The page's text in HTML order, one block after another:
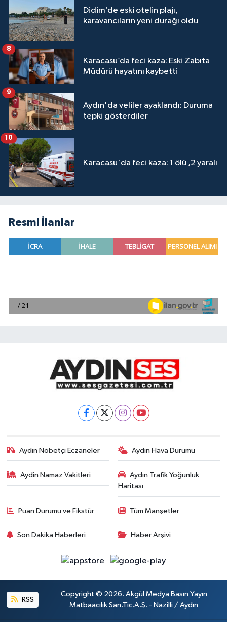
Didim’de eski otelin plajı,
karavancıların yeni durağı oldu
Karacasu’da feci kaza: Eski Zabıta
Müdürü hayatını kaybetti
8
Aydın'da veliler ayaklandı: Duruma
tepki gösterdiler
9
Karacasu'da feci kaza: 1 ölü ,2 yaralı
10
Resmi İlanlar
Aydın Nöbetçi Eczaneler Aydın Hava Durumu
Aydin Namaz Vakitleri
Aydın Trafik Yoğunluk
Haritası
Puan Durumu ve Fikstür Tüm Manşetler
Son Dakika Haberleri Haber Arşivi
RSS
Copyright © 2026. Akgül Medya Basın Yayın
Matbaacılık San.Tic.A.Ş. - Nazilli / Aydın